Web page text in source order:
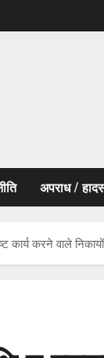
अपराध /
करने वाले